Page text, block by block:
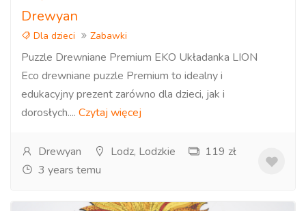
Drewyan
Dla dzieci Zabawki
Puzzle Drewniane Premium EKO Układanka LION
Eco drewniane puzzle Premium to idealny i
edukacyjny prezent zarówno dla dzieci, jak i
dorosłych.... Czytaj więcej
Drewyan Lodz, Lodzkie
119 zł
3 years temu